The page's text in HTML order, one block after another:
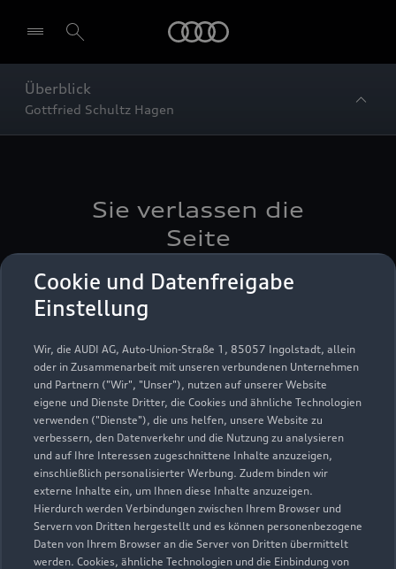
Cookie und Datenfreigabe
Einstellung
Wir, die AUDI AG, Auto-Union-Straße 1, 85057 Ingolstadt, allein
oder in Zusammenarbeit mit unseren verbundenen Unternehmen
und Partnern ("Wir", "Unser"), nutzen auf unserer Website
eigene und Dienste Dritter, die Cookies und ähnliche Technologien
verwenden ("Dienste"), die uns helfen, unsere Website zu
verbessern, den Datenverkehr und die Nutzung zu analysieren
und auf Ihre Interessen zugeschnittene Inhalte anzuzeigen,
einschließlich personalisierter Werbung. Zudem binden wir
externe Inhalte ein, um Ihnen diese Inhalte anzuzeigen.
Hierdurch werden Verbindungen zwischen Ihrem Browser und
Servern von Dritten hergestellt und es können personenbezogene
Daten von Ihrem Browser an die Server von Dritten übermittelt
werden. Cookies, ähnliche Technologien und die Einbindung von
Überblick
Gottfried Schultz Hagen
Sie verlassen die
Seite
Wenn Sie auf diesen Link gehen, verlassen Sie die
Seite der AUDI AG. Die AUDI AG macht sich die
eigen und ist für deren Inhalte nicht
verantwortlich. Die AUDI AG hat keinen Einfluss
darauf, welche Daten auf dieser Seite von Ihnen
erhoben, gespeichert oder verarbeitet werden.
Nähere Informationen können Sie hierzu in der
Datenschutzerklärung des Anbieters der externen
Website finden.
Weiter